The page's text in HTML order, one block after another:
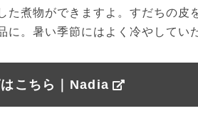
た煮物ができますよ。すだちの皮
。暑い季節にはよく冷やしてい
こちら｜Nadia